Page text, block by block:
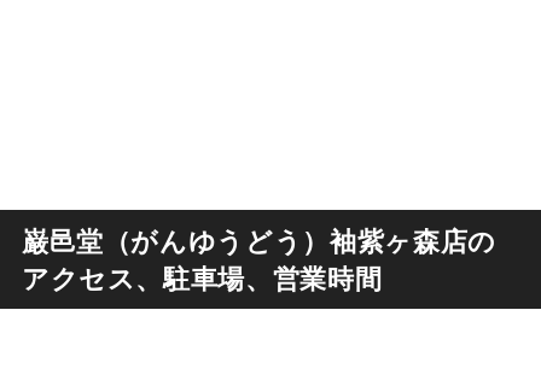
巌邑堂（がんゆうどう）袖紫ヶ森店の
アクセス、駐車場、営業時間